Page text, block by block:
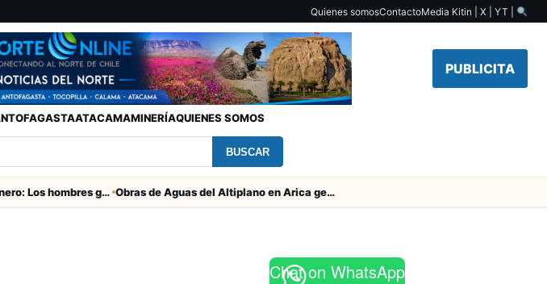
Quienes somosContactoMedia Kitin | X | YT |
PUBLICITA
ATACAMAMINERÍAQUIENES SOMOS
BUSCAR
Brecha salarial de género: Los hombres ganan seis veces más que las mujeres Obras de Aguas del Altiplano en Arica generan puestos de trabajo
Chat on WhatsApp